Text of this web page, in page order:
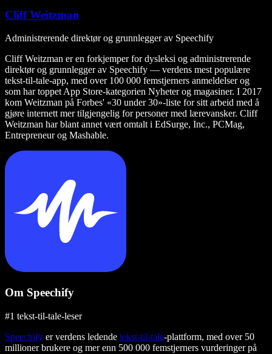
Cliff Weitzman
Administrerende direktør og grunnlegger av Speechify
Cliff Weitzman er en forkjemper for dysleksi og administrerende
direktør og grunnlegger av Speechify — verdens mest populære
tekst-til-tale-app, med over 100 000 femstjerners anmeldelser og
som har toppet App Store-kategorien Nyheter og magasiner. I 2017
kom Weitzman på Forbes' «30 under 30»-liste for sitt arbeid med å
gjøre internett mer tilgjengelig for personer med lærevansker. Cliff
Weitzman har blant annet vært omtalt i EdSurge, Inc., PCMag,
Entrepreneur og Mashable.
Om Speechify
#1 tekst-til-tale-leser
Speechify er verdens ledende tekst-til-tale-plattform, med over 50
millioner brukere og mer enn 500 000 femstjerners vurderinger på